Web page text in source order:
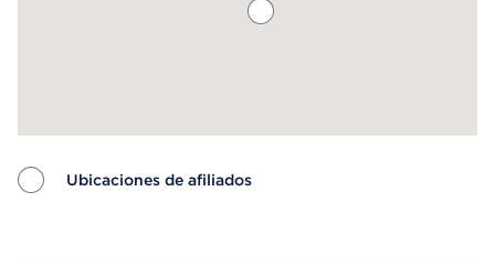
Ubicaciones de afiliados